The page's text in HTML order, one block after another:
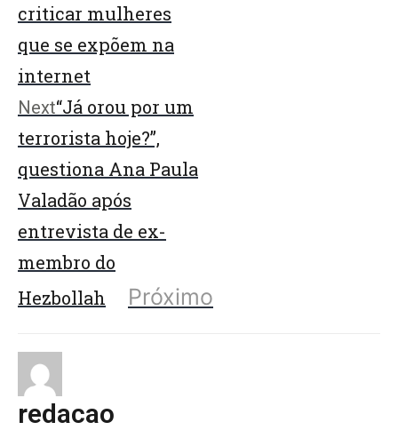
criticar mulheres
que se expõem na
internet
Next“Já orou por um
terrorista hoje?”,
questiona Ana Paula
Valadão após
entrevista de ex-
membro do
Hezbollah
Próximo
redacao